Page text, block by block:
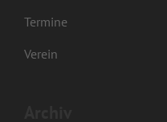
Termine
Verein